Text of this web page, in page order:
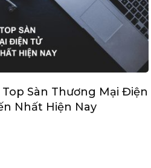
Sàn Thương Mại Điện
Nhất Hiện Nay